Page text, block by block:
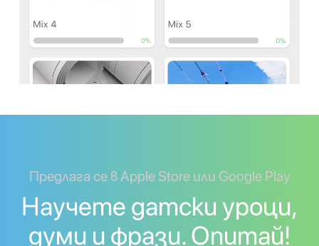
Предлага се в Apple Store или Google Play
Научете датски уроци,
думи и фрази. Опитай!